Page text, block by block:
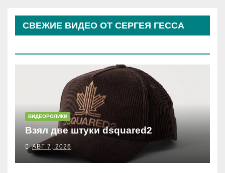
СВЕЖИЕ ВИДЕО ОТ СЕРГЕЯ ГЕССА
ВИДЕОРОЛИКИ
Взял две штуки dsquared2
АВГ 7, 2026